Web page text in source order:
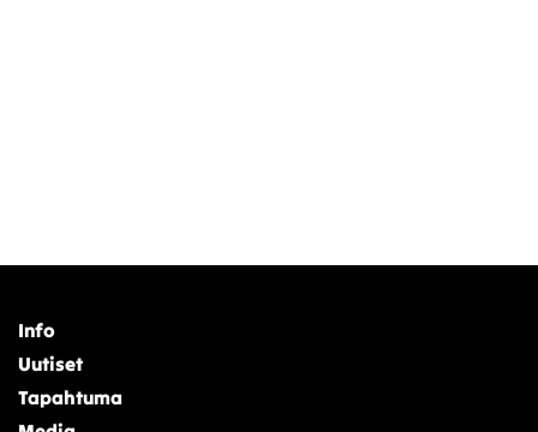
Info
Uutiset
Tapahtuma